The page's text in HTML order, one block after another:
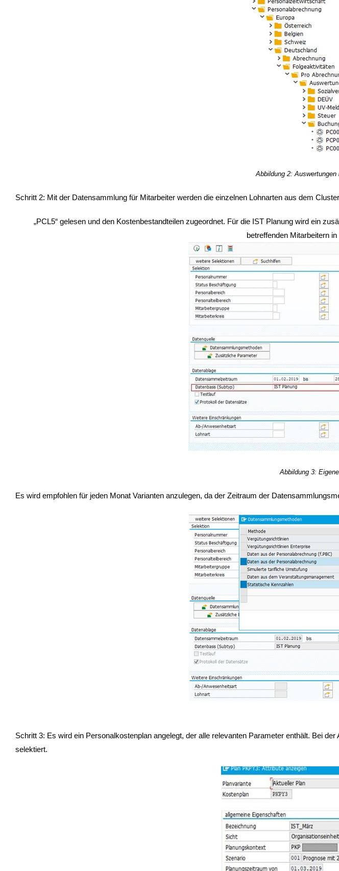
Abbildung 2:
Schritt 2: Mit der Datensammlung für Mitarbeiter werden die einzelnen Lohnarten aus dem Cluster
„PCL5“ gelesen und den Kostenbestandteilen zugeordnet. Für die IST Planung wird ein
betreffenden Mitarbeitern
Abbildung 3:
Es wird empfohlen für jeden Monat Varianten anzulegen, da der Zeitraum der
Schritt 3: Es wird ein Personalkostenplan angelegt, der alle relevanten Parameter enthält. Bei
selektiert.